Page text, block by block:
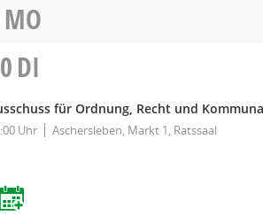
MO
DI
für Ordnung, Recht und
Uhr Aschersleben, Markt 1, Ratssaal